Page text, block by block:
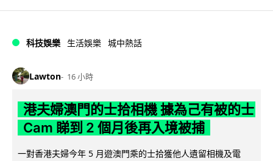
科技娛樂 生活娛樂 城中熱話
Lawton 16 小時
港夫婦澳門的士拾相機 據為己有被的士
Cam 睇到 2 個月後再入境被捕
一對香港夫婦今年 5 月遊澳門乘的士拾獲他人遺留相機及電